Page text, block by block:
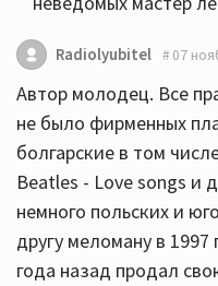
Radiolyubitel 07
Автор молодец. Все
не было фирменных
болгарские в том
Beatles - Love songs и
немного польских и
другу меломану в
года назад продал